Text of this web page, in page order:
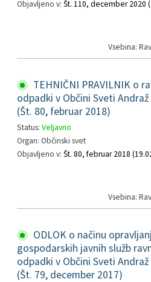
Objavljeno v: Št. 110, december 2020
Vsebina:
TEHNIČNI PRAVILNIK o
odpadki v Občini Sveti
(Št. 80, februar 2018)
Status: Veljavno
Organ: Občinski svet
Objavljeno v: Št. 80, februar 2018
Vsebina:
ODLOK o načinu
gospodarskih javnih služb
odpadki v Občini Sveti
(Št. 79, december 2017)